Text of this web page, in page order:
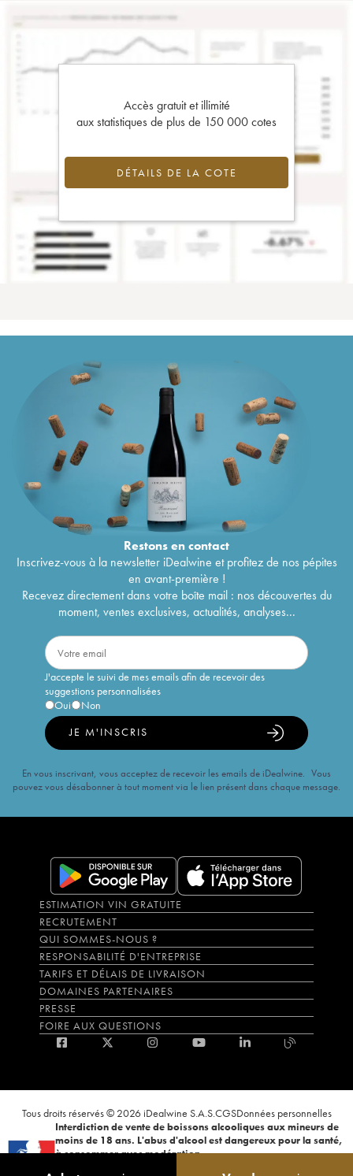
Accès gratuit et illimité
aux statistiques de plus de 150 000 cotes
DÉTAILS DE LA COTE
Restons encontact
Inscrivez-vous à la newsletter iDealwine et profitez de nos pépites
en avant-première !
Recevez directement dans votre boîte mail : nos découvertes du
moment, ventes exclusives, actualités, analyses...
J'accepte le suivi de mes emails afin de recevoir des
suggestions personnalisées
Oui
Non
JE M'INSCRIS
En vous inscrivant, vous acceptez de recevoir les emails de iDealwine. Vous
pouvez vous désabonner à tout moment via le lien présent dans chaque message.
ESTIMATION VIN GRATUITE
RECRUTEMENT
QUI SOMMES-NOUS ?
RESPONSABILITÉ D'ENTREPRISE
TARIFS ET DÉLAIS DE LIVRAISON
DOMAINES PARTENAIRES
PRESSE
FOIRE AUX QUESTIONS
Tous droits réservés © 2026 iDealwine S.A.S.CGSDonnées personnelles
Interdiction de vente de boissons alcooliques aux mineurs de
moins de 18 ans. L'abus d'alcool est dangereux pour la santé,
à consommer avec modération.